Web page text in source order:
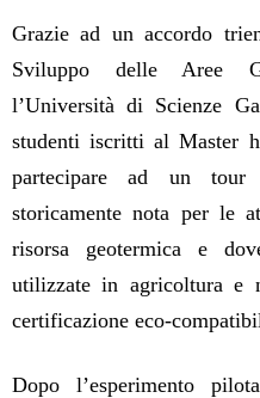
Grazie ad un accordo
Sviluppo delle Aree
l’Università di Scienze
studenti iscritti al Master
partecipare ad un tour
storicamente nota per le
risorsa geotermica e
utilizzate in agricoltura e
certificazione eco-
Dopo l’esperimento